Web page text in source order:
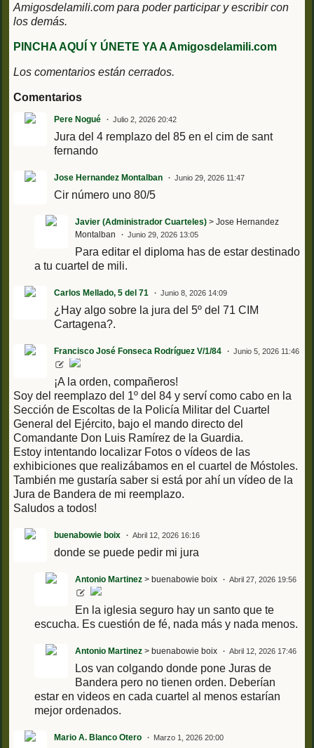
Amigosdelamili.com para poder participar y escribir con
los demás.
PINCHA AQUÍ Y ÚNETE YA A Amigosdelamili.com
Los comentarios están cerrados.
Comentarios
Pere Nogué Julio 2, 2026 20:42
Jura del 4 remplazo del 85 en el cim de sant
fernando
Jose Hernandez Montalban Junio 29, 2026 11:47
Cir número uno 80/5
Javier (Administrador Cuarteles) > Jose Hernandez
Montalban
Junio 29, 2026 13:05
Para editar el diploma has de estar destinado
a tu cuartel de mili.
Carlos Mellado, 5 del 71 Junio 8, 2026 14:09
¿Hay algo sobre la jura del 5º del 71 CIM
Cartagena?.
Francisco José Fonseca Rodríguez V/1/84 Junio 5, 2026 11:46
¡A la orden, compañeros!
Soy del reemplazo del 1º del 84 y serví como cabo en la
Sección de Escoltas de la Policía Militar del Cuartel
General del Ejército, bajo el mando directo del
Comandante Don Luis Ramírez de la Guardia.
Estoy intentando localizar Fotos o vídeos de las
exhibiciones que realizábamos en el cuartel de Móstoles.
También me gustaría saber si está por ahí un vídeo de la
Jura de Bandera de mi reemplazo.
Saludos a todos!
buenabowie boix Abril 12, 2026 16:16
donde se puede pedir mi jura
Antonio Martinez > buenabowie boix Abril 27, 2026 19:56
En la iglesia seguro hay un santo que te
escucha. Es cuestión de fé, nada más y nada menos.
Antonio Martinez > buenabowie boix Abril 12, 2026 17:46
Los van colgando donde pone Juras de
Bandera pero no tienen orden. Deberían
estar en videos en cada cuartel al menos estarían
mejor ordenados.
Mario A. Blanco Otero Marzo 1, 2026 20:00